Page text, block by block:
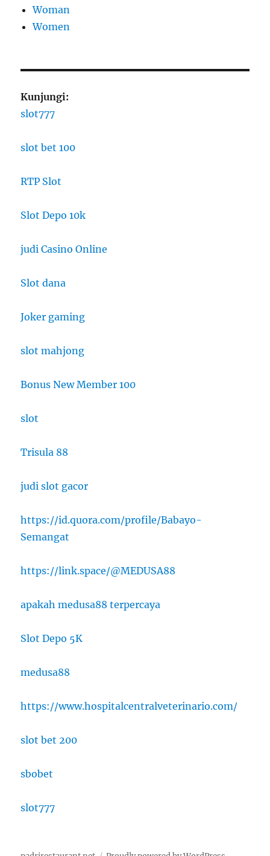
Woman
Women
Kunjungi:
slot777
slot bet 100
RTP Slot
Slot Depo 10k
judi Casino Online
Slot dana
Joker gaming
slot mahjong
Bonus New Member 100
slot
Trisula 88
judi slot gacor
https://id.quora.com/profile/Babayo-
Semangat
https://link.space/@MEDUSA88
apakah medusa88 terpercaya
Slot Depo 5K
medusa88
https://www.hospitalcentralveterinario.com/
slot bet 200
sbobet
slot777